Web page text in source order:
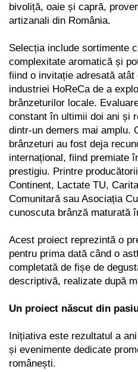
bivoliță, oaie și capră,
artizanali din România.
Selecția include sortimente
complexitate aromatică și
fiind o invitație adresată
industriei HoReCa de a
brânzeturilor locale.
constant în ultimii doi ani și
dintr-un demers mai amplu.
brânzeturi au fost deja
internațional, fiind premiate
prestigiu. Printre
Continent, Lactate TU,
Comunitară sau Asociația
cunoscuta brânză maturată
Acest proiect reprezintă o
pentru prima dată când o
completată de fișe de
descriptivă, realizate după
Un proiect născut din
Inițiativa este rezultatul a
și evenimente dedicate
românești.